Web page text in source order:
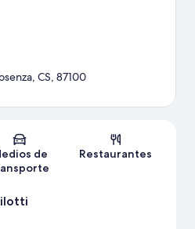
Sección del mapa
CS, 87100
de
Restaurantes